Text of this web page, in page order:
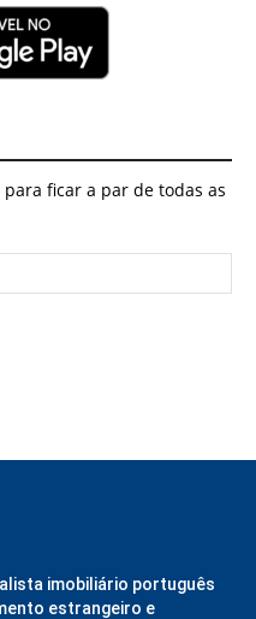
ficar a par de todas as
imobiliário português
estrangeiro e